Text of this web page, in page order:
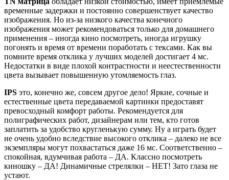
временные задержки и постоянно совершенствует качество
изображения. Но из-за низкого качества конечного
изображения может рекомендоваться только для домашнего
применения – иногда кино посмотреть, иногда игрушку
погонять и время от времени поработать с тексами. Как вы
помните время отклика у лучших моделей достигает 4 мс.
Недостатки в виде плохой контрастности и неестественности
цвета вызывает повышенную утомляемость глаз.
IPS это, конечно же, совсем другое дело! Яркие, сочные и
естественные цвета передаваемой картинки предоставят
превосходный комфорт работы. Рекомендуется для
полиграфических работ, дизайнерам или тем, кто готов
заплатить за удобство кругленькую сумму. Ну а играть будет
не очень удобно вследствие высокого отклика – далеко не все
экземпляры могут похвастаться даже 16 мс. Соответственно –
спокойная, вдумчивая работа – ДА. Классно посмотреть
киношку – ДА! Динамичные стрелялки – НЕТ! Зато глаза не
устают.